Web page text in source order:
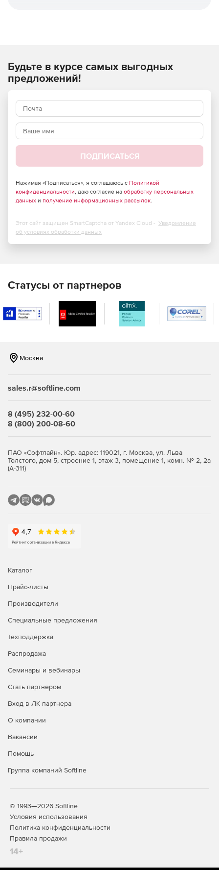
Полный комплект предоставляет следующие
компоненты:
Billable Time
Deferral Activity for SCSM
Desktop Alert for SCSM
Power Print
SMA Connector
Будьте в курсе самых выгодных
предложений!
ПОДПИСАТЬСЯ
Нажимая «Подписаться», я соглашаюсь с Политикой
конфиденциальности, даю согласие на обработку персональных
данных и получение информационных рассылок.
Этот сайт защищен SmartCaptcha от Yandex Cloud - Уведомление
об условиях обработки данных
Статусы от партнеров
Москва
sales.r@softline.com
8 (495) 232-00-60
8 (800) 200-08-60
ПАО «Софтлайн». Юр. адрес: 119021, г. Москва, ул. Льва
Толстого, дом 5, строение 1, этаж 3, помещение 1, комн. № 2, 2а
(А-311)
Каталог
Прайс-листы
Производители
Специальные предложения
Техподдержка
Распродажа
Семинары и вебинары
Стать партнером
Вход в ЛК партнера
О компании
Вакансии
Помощь
Группа компаний Softline
© 1993—2026 Softline
Условия использования
Политика конфиденциальности
Правила продажи
14+